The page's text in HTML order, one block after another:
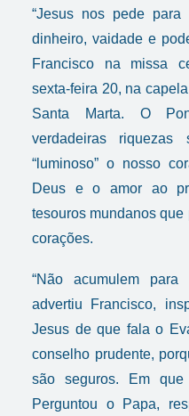
LOJA
“Jesus nos pede
dinheiro, vaidade e
Francisco na missa
sexta-feira 20, na
Santa Marta. O
verdadeiras
“luminoso” o nosso
Deus e o amor ao
tesouros mundanos
corações.
“Não acumulem para
advertiu Francisco,
Jesus de que fala o
conselho prudente,
são seguros. Em que
Perguntou o Papa,